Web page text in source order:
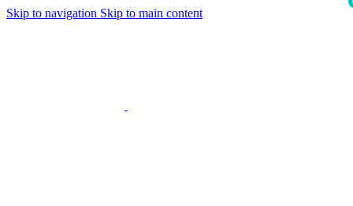
Skip to navigation Skip to main content